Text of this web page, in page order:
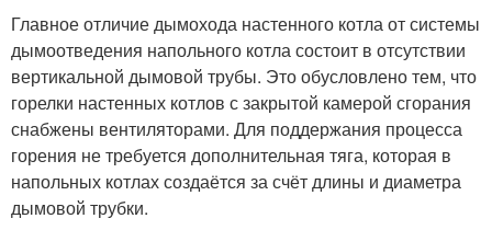
Главное отличие дымохода настенного котла от системы
дымоотведения напольного котла состоит в отсутствии
вертикальной дымовой трубы. Это обусловлено тем, что
горелки настенных котлов с закрытой камерой сгорания
снабжены вентиляторами. Для поддержания процесса
горения не требуется дополнительная тяга, которая в
напольных котлах создаётся за счёт длины и диаметра
дымовой трубки.